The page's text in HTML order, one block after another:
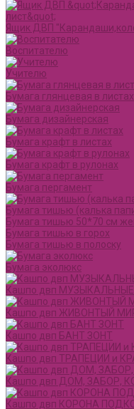
Ящик ДВП
Воспитателю
Учителю
Бумага глянцевая в
Бумага дизайнерская
Бумага крафт в листах
Бумага крафт в рулонах
Бумага пергамент
Бумага тишью (калька
Бумага тишью 50*70 см
Бумага тишью в горох
Бумага тишью в полоску
Бумага эколюкс
Кашпо двп
Кашпо двп ЖИВОНТЫЙ
Кашпо двп БАНТ ЗОНТ
Кашпо двп ТРАПЕЦИИ и
Кашпо двп ДОМ, ЗАБОР,
Кашпо двп КОРОНА